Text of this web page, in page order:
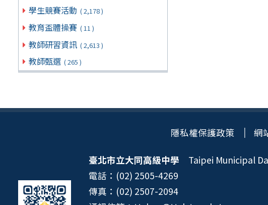
學生競賽活動 ( 2,178 )
教育盃體操賽 ( 11 )
教師研習資訊 ( 2,613 )
教師甄選 ( 265 )
隱私權保護政策 網
臺北市立大同高級中學 Taipei Municipal
電話：(02) 2505-4269
傳真：(02) 2507-2094